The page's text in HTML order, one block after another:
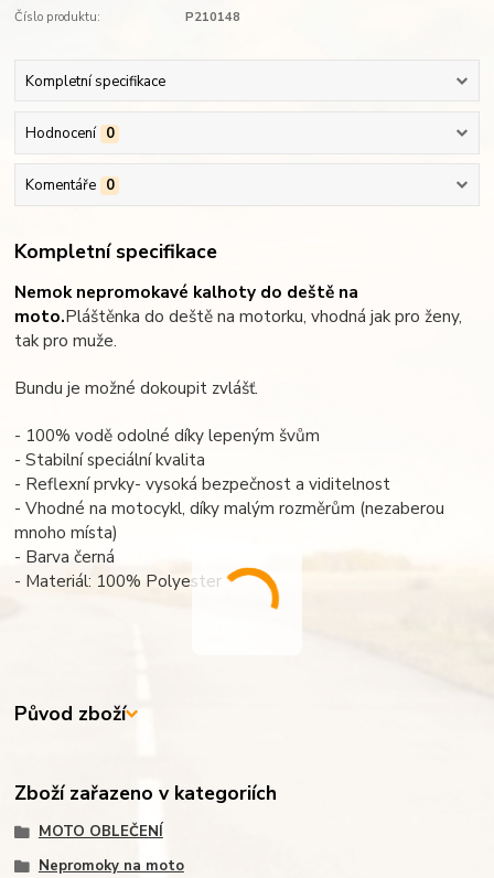
Číslo produktu: P210148
Kompletní specifikace
Hodnocení 0
Komentáře 0
Kompletní specifikace
Nemok nepromokavé kalhoty do deště na
moto.Pláštěnka do deště na motorku, vhodná jak pro ženy,
tak pro muže.
Bundu je možné dokoupit zvlášť.
- 100% vodě odolné díky lepeným švům
- Stabilní speciální kvalita
- Reflexní prvky- vysoká bezpečnost a viditelnost
- Vhodné na motocykl, díky malým rozměrům (nezaberou
mnoho místa)
- Barva černá
- Materiál: 100% Polyester
Původ zboží
Zboží zařazeno v kategoriích
MOTO OBLEČENÍ
Nepromoky na moto